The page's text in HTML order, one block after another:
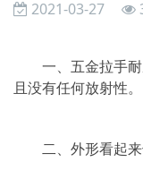
2021-03-27
一、五金拉手耐
且没有任何放射性。
二、外形看起来